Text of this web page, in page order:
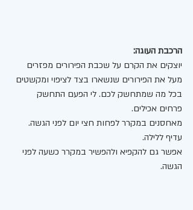
הרכבת העוגה:
יוצקים את הקרם על שכבת הפירורים מפזרים
מעל את הפירורים שנשארו בצד לציפוי ומקשטים
בכל מה שמתחשק לכם. לי הפעם התחשק
פרחים אכילים.
מאחסנים במקרר לפחות חצי יום לפני הגשה.
עדיף ללילה.
אפשר גם להקפיא ולהפשיר במקרר כשעה לפני
הגשה.